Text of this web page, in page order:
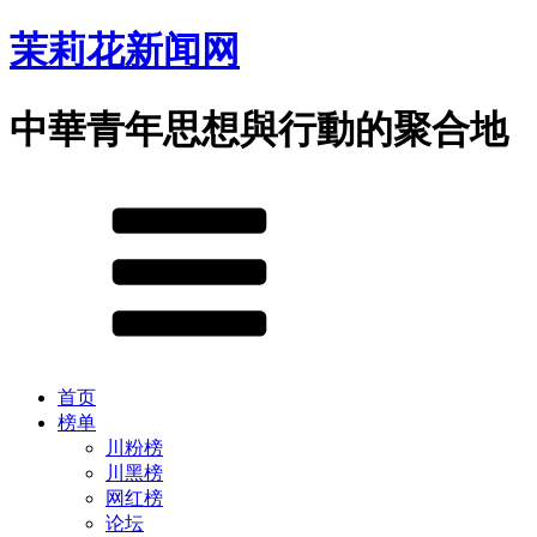
茉莉花新闻网
中華青年思想與行動的聚合地
首页
榜单
川粉榜
川黑榜
网红榜
论坛